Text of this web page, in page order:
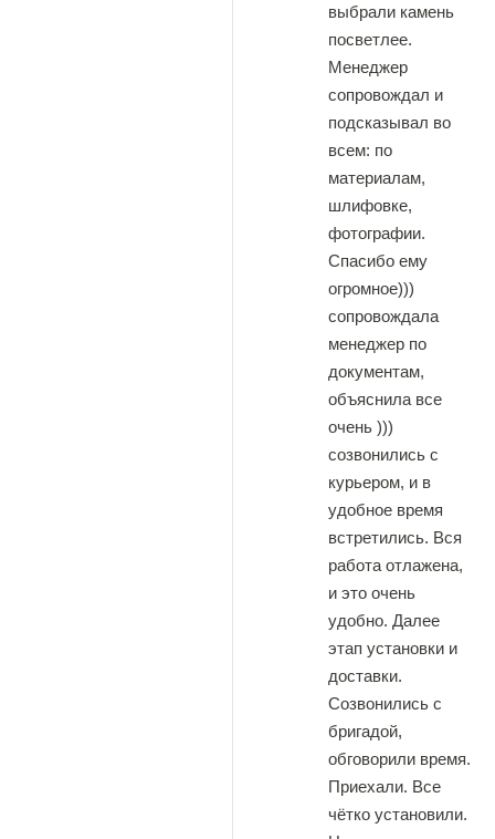
выбрали камень
посветлее.
Менеджер
сопровождал и
подсказывал во
всем: по
материалам,
шлифовке,
фотографии.
Спасибо ему
огромное)))
сопровождала
менеджер по
документам,
объяснила все
очень )))
созвонились с
курьером, и в
удобное время
встретились. Вся
работа отлажена,
и это очень
удобно. Далее
этап установки и
доставки.
Созвонились с
бригадой,
обговорили время.
Приехали. Все
чётко установили.